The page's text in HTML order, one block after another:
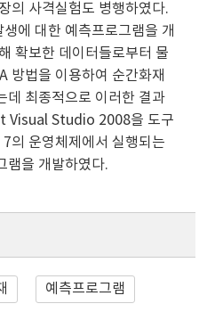
의 사격실험도 병행하였다.
에 대한 예측프로그램을 개
확보한 데이터들로부터 물
방법을 이용하여 순간화재
데 최종적으로 이러한 결과
Visual Studio 2008을 도구
운영체제에서 실행되는
램을 개발하였다.
예측프로그램